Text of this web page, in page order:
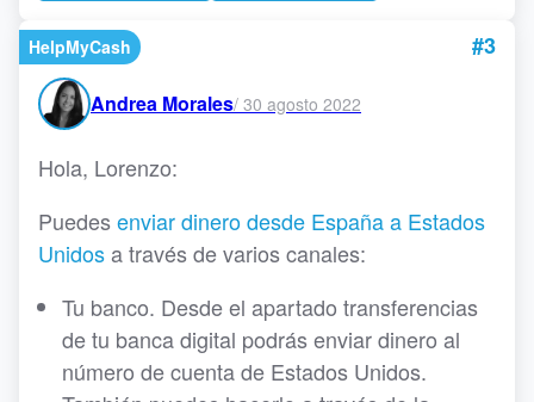
HelpMyCash #3
Andrea Morales/ 30 agosto 2022
Hola, Lorenzo:
Puedes enviar dinero desde España a Estados
Unidosa través de varios canales:
Tu banco. Desde el apartado transferencias
de tu banca digital podrás enviar dinero al
número de cuenta de Estados Unidos.